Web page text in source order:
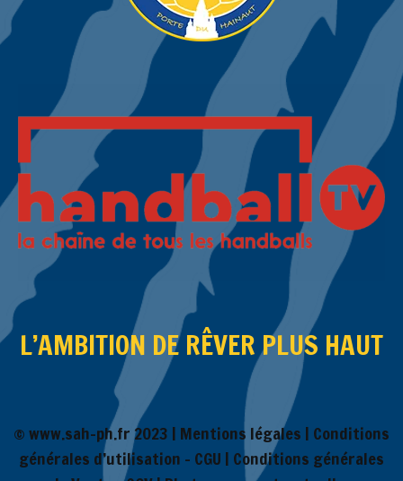
L’AMBITION DE RÊVER PLUS HAUT
© www.sah-ph.fr 2023 | Mentions légales | Conditions
générales d’utilisation – CGU | Conditions générales